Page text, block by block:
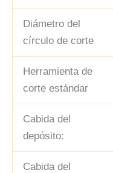
Diámetro del
círculo de corte
Herramienta de
corte estándar
Cabida del
depósito:
Cabida del